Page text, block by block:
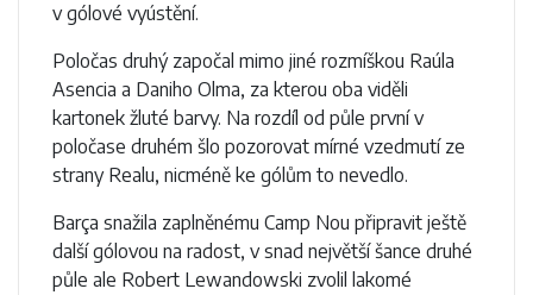
v gólové vyústění.
Poločas druhý započal mimo jiné rozmíškou Raúla
Asencia a Daniho Olma, za kterou oba viděli
kartonek žluté barvy. Na rozdíl od půle první v
poločase druhém šlo pozorovat mírné vzedmutí ze
strany Realu, nicméně ke gólům to nevedlo.
Barça snažila zaplněnému Camp Nou připravit ještě
další gólovou na radost, v snad největší šance druhé
půle ale Robert Lewandowski zvolil lakomé